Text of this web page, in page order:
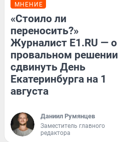
МНЕНИЕ
«Стоило ли
переносить?»
Журналист E1.RU — о
провальном решении
сдвинуть День
Екатеринбурга на 1
августа
Даниил Румянцев
Заместитель главного
редактора